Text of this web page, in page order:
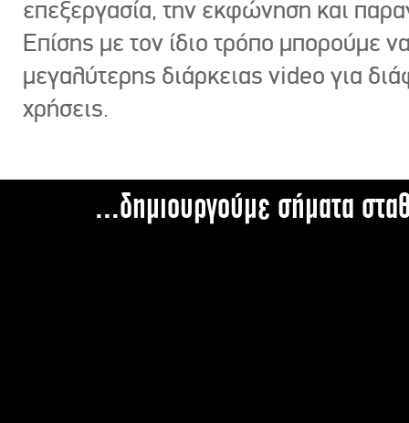
επεξεργασία, την εκφώνηση και
Επίσης με τον ίδιο τρόπο μπορούμε
μεγαλύτερης διάρκειας video για
χρήσεις.
...δημιουργούμε σήματα